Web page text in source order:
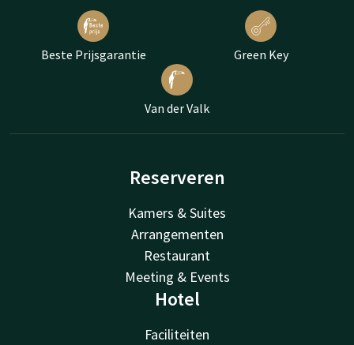
Beste Prijsgarantie Green Key
Van der Valk
Reserveren
Kamers & Suites
Arrangementen
Restaurant
Meeting & Events
Hotel
Faciliteiten